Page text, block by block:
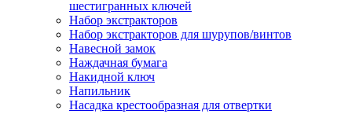
шестигранных ключей
Набор экстракторов
Набор экстракторов для шурупов/винтов
Навесной замок
Наждачная бумага
Накидной ключ
Напильник
Насадка крестообразная для отвертки